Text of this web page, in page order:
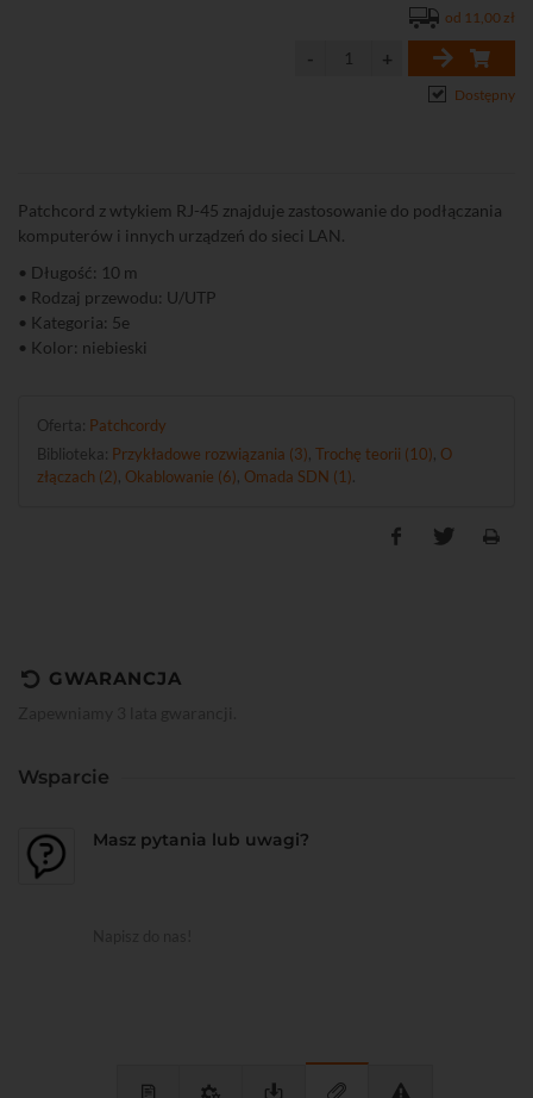
od 11,00 zł
Dostępny
Patchcord z wtykiem RJ-45 znajduje zastosowanie do podłączania
komputerów i innych urządzeń do sieci LAN.
• Długość: 10 m
• Rodzaj przewodu: U/UTP
• Kategoria: 5e
• Kolor: niebieski
Oferta: Patchcordy
Biblioteka: Przykładowe rozwiązania (3) Trochę teorii (10) O
złączach (2) Okablowanie (6) Omada SDN (1)
GWARANCJA
Wsparcie
Masz pytania lub uwagi?